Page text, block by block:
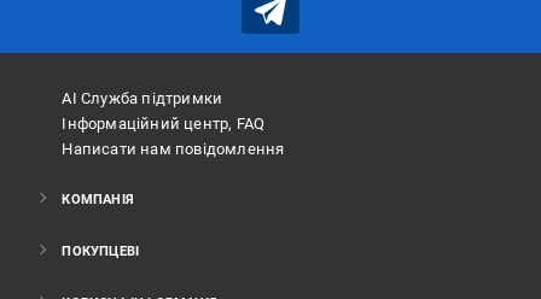
АІ Служба підтримки
Інформаційний центр, FAQ
Написати нам повідомлення
КОМПАНІЯ
ПОКУПЦЕВІ